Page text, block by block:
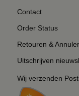
Contact
Order Status
Retouren &
Uitschrijven
Wij verzenden